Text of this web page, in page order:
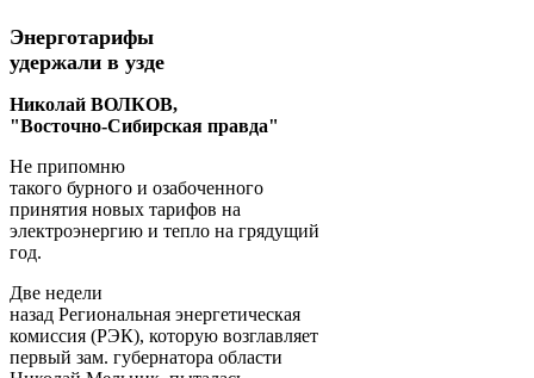
Энерготарифы
удержали в узде
Николай ВОЛКОВ,
"Восточно-Сибирская правда"
Не припомню
такого бурного и озабоченного
принятия новых тарифов на
электроэнергию и тепло на грядущий
год.
Две недели
назад Региональная энергетическая
комиссия (РЭК), которую возглавляет
первый зам. губернатора области